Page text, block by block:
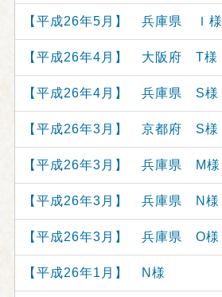
【平成26年5月】 兵庫県 Ｉ様
【平成26年4月】 大阪府 T様
【平成26年4月】 兵庫県 S様
【平成26年3月】 京都府 S様
【平成26年3月】 兵庫県 M様
【平成26年3月】 兵庫県 N様
【平成26年3月】 兵庫県 O様
【平成26年1月】 N様